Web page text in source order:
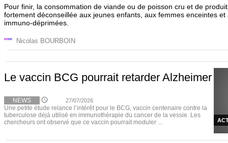
Pour finir, la consommation de viande ou de poisson cru et de
fortement déconseillée aux jeunes enfants, aux femmes enceintes
immuno-déprimées.
Nicolas BOURBOIN
Le vaccin BCG pourrait retarder Alzheimer
NEWS 27/07/2026
Une petite étude relance l’intérêt pour le BCG, vaccin centenaire contre la
tuberculose déjà utilisé en immunothérapie du cancer de la vessie. Les
chercheurs ont observé que ce vaccin pourrait moduler ...